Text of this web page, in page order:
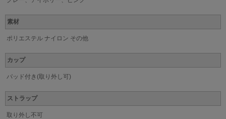
素材
ポリエステル ナイロン その他
カップ
パッド付き(取り外し可)
ストラップ
取り外し不可